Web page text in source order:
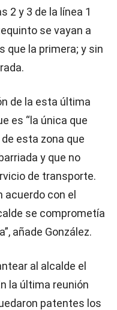
2 y 3 de la línea 1
se vayan a
que la primera; y sin
de la esta última
es “la única que
esta zona que
y que no
de transporte.
con el
se comprometía
añade González.
al alcalde el
la última reunión
patentes los